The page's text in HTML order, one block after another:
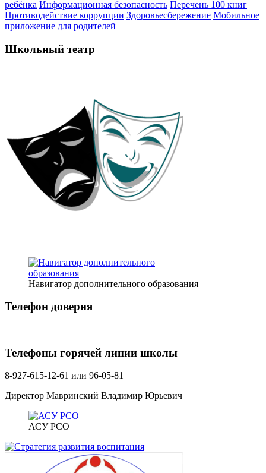
ребёнка Информационная безопасность Перечень 100 книг
Противодействие коррупции Здоровьесбережение Мобильное
приложение для родителей
Школьный театр
Навигатор дополнительного образования
Телефон доверия
Телефоны горячей линии школы
8-927-615-12-61 или 96-05-81
Директор Мавринский Владимир Юрьевич
АСУ РСО